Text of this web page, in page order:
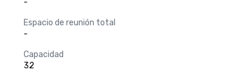
-
Espacio de reunión total
-
Capacidad
32